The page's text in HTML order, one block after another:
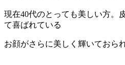
現在40代のとっても美しい方。
て喜ばれている
お顔がさらに美しく輝いておら